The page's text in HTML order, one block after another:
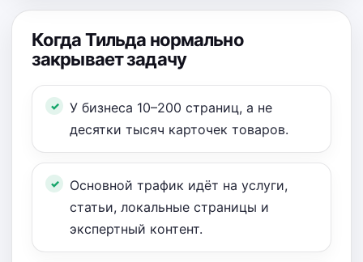
Когда Тильда нормально
закрывает задачу
У бизнеса 10–200 страниц, а не
десятки тысяч карточек товаров.
Основной трафик идёт на услуги,
статьи, локальные страницы и
экспертный контент.